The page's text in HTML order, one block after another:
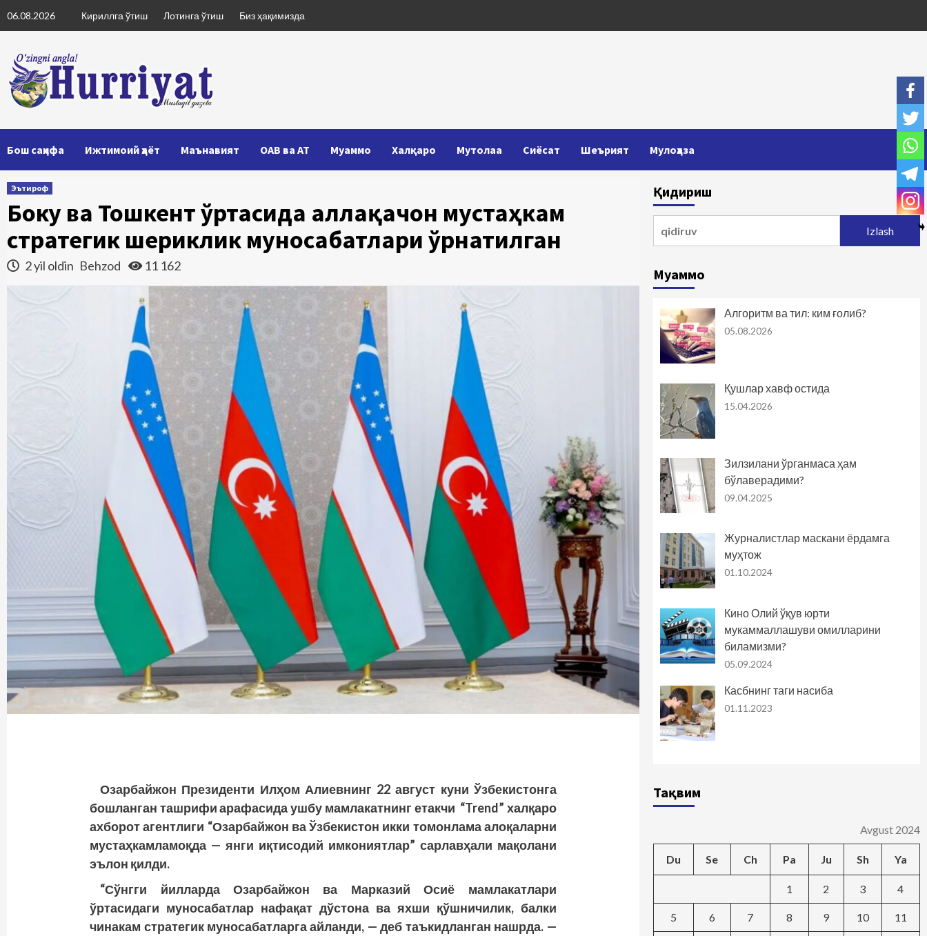
to
06.08.2026 Кириллга ўтиш Лотинга ўтиш Биз ҳақимизда
Бош саҳифа Ижтимоий ҳаёт Маънавият ОАВ ва АТ Муаммо Халқаро Мутолаа Сиёсат Шеърият Мулоҳаза
Эътироф
Боку ва Тошкент ўртасида аллақачон мустаҳкам
стратегик шериклик муносабатлари ўрнатилган
2 yil oldin Behzod 11 162
Озарбайжон Президенти Илҳом Алиевнинг 22август куни Ўзбекистонга
бошланган ташрифи арафасидаушбу мамлакатнинг етакчи “Trend” халқаро
ахборотагентлиги “Озарбайжон ваЎзбекистон икки томонлама алоқаларни
мустаҳкамламоқда — янги иқтисодий имкониятлар” сарлавҳали мақолани
эълон қилди.
“Сўнгги йилларда Озарбайжон ва Марказий Осиё
мамлакатлари
ўртасидаги муносабатлар нафақат дўстона ва яхши қўшничилик, балки
чинакам стратегик муносабатларга айланди, —деб таъкидланган нашрда. —
Қидириш
Муаммо
Алгоритм ва тил: ким ғолиб?
05.08.2026
Қушлар хавф остида
15.04.2026
Зилзилани ўрганмаса ҳам
бўлаверадими?
09.04.2025
Журналистлар маскани ёрдамга
муҳтож
01.10.2024
Кино Олий ўқув юрти
мукаммаллашуви омилларини
биламизми?
05.09.2024
Касбнинг таги насиба
01.11.2023
Тақвим
Avgust 2024
Du Se Ch Pa Ju Sh Ya
1 2 3 4
5 6 7 8 9 10 11